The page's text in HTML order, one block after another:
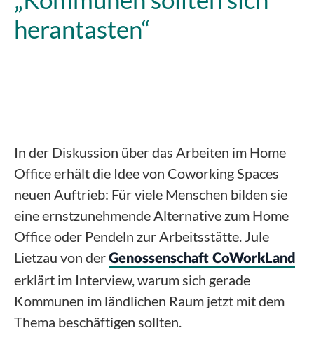
herantasten“
In der Diskussion über das Arbeiten im Home
Office erhält die Idee von Coworking Spaces
neuen Auftrieb: Für viele Menschen bilden sie
eine ernstzunehmende Alternative zum Home
Office oder Pendeln zur Arbeitsstätte. Jule
Lietzau von der Genossenschaft CoWorkLand
erklärt im Interview, warum sich gerade
Kommunen im ländlichen Raum jetzt mit dem
Thema beschäftigen sollten.